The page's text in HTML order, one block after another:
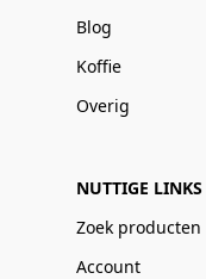
Blog
Koffie
Overig
NUTTIGE LINKS
Zoek producten
Account